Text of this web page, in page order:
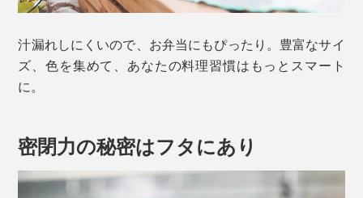
汁漏れしにくいので、お弁当にもぴったり。豊富なサイ
ズ、色を集めて、あなたの料理習慣はもっとスマート
に。
密閉力の秘密はフタにあり